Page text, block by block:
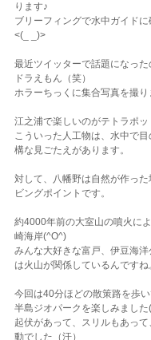
ります♪
ブリーフィングで水中ガイド
<(_ _)>
最近ツイッターで話題になっ
ドラえもん（笑）
ホラーちっくに集合写真を撮り
江之浦で楽しいのがテトラポッ
こういった人工物は、水中で
構な見ごたえがあります。
対して、八幡野は自然が作っ
ビングポイントです。
約4000年前の大室山の噴火に
崎海岸(^O^)
みんな大好きな富戸、伊豆海
は火山が関係しているんですね
今回は40分ほどの散策路を歩
半島ジオパークを楽しみまし
起伏があって、スリルもあっ
動でした（汗）